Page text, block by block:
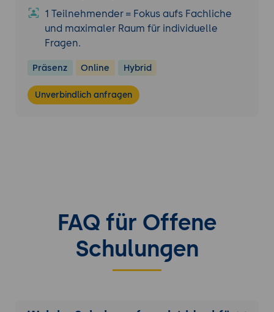
1 Teilnehmender = Fokus aufs Fachliche
und maximaler Raum für individuelle
Fragen.
Präsenz Online Hybrid
Unverbindlich anfragen
FAQ für Offene
Schulungen